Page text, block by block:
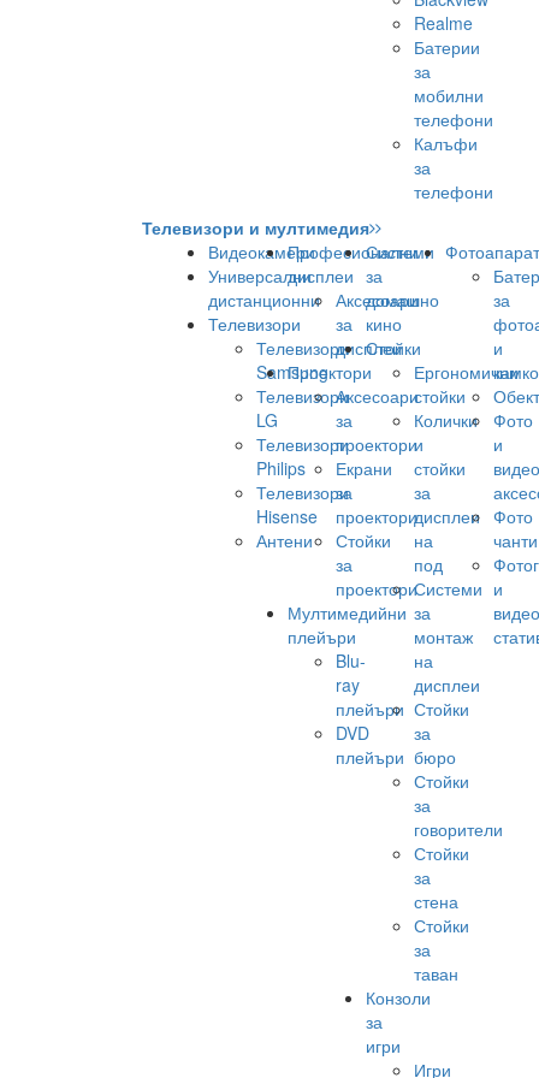
Realme
Батерии
за
мобилни
телефони
Калъфи
за
телефони
Телевизори и мултимедия
Видеокамери
Универсални
дистанционни
Телевизори
Телевизори
Samsung
Телевизори
LG
Телевизори
Philips
Телевизори
Hisense
Антени
Професионални
дисплеи
Аксесоари
за
дисплеи
Проектори
Аксесоари
за
проектори
Екрани
за
проектори
Стойки
за
проектори
Мултимедийни
плейъри
Blu-
ray
плейъри
DVD
плейъри
Системи
за
домашно
кино
Стойки
Ергономични
стойки
Колички
и
стойки
за
дисплеи
на
под
Системи
за
монтаж
на
дисплеи
Стойки
за
бюро
Стойки
за
говорители
Стойки
за
стена
Стойки
за
таван
Конзоли
за
игри
Игри
за
и
Фото
и
видео
Фото
чанти
и
видео